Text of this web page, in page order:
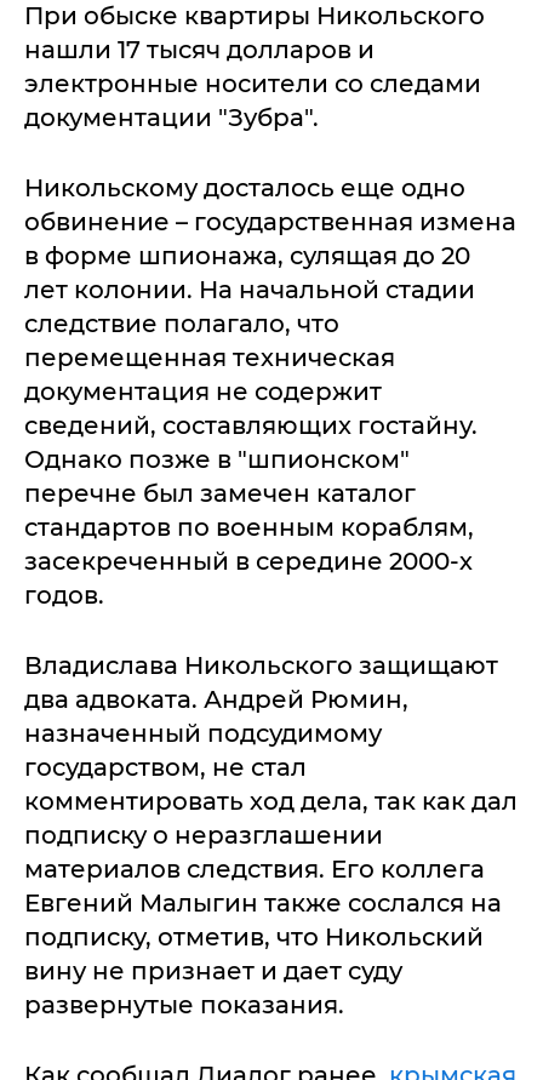
При обыске квартиры Никольского
нашли 17 тысяч долларов и
электронные носители со следами
документации "Зубра".
Никольскому досталось еще одно
обвинение – государственная измена
в форме шпионажа, сулящая до 20
лет колонии. На начальной стадии
следствие полагало, что
перемещенная техническая
документация не содержит
сведений, составляющих гостайну.
Однако позже в "шпионском"
перечне был замечен каталог
стандартов по военным кораблям,
засекреченный в середине 2000-х
годов.
Владислава Никольского защищают
два адвоката. Андрей Рюмин,
назначенный подсудимому
государством, не стал
комментировать ход дела, так как дал
подписку о неразглашении
материалов следствия. Его коллега
Евгений Малыгин также сослался на
подписку, отметив, что Никольский
вину не признает и дает суду
развернутые показания.